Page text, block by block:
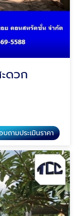
ดวก
บถามประเมินราคา